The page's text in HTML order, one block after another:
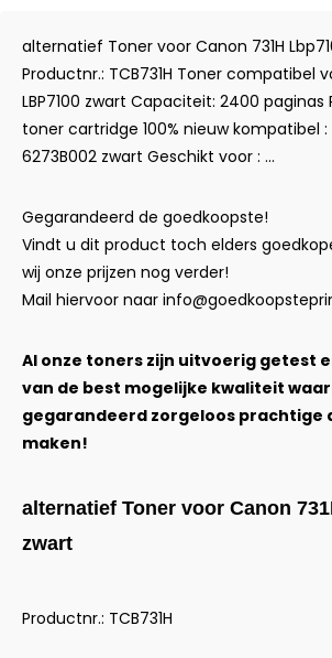
alternatief Toner voor Canon 731H
Productnr.: TCB731H Toner compatibel
LBP7100 zwart Capaciteit: 2400
toner cartridge 100% nieuw kompatibel :
6273B002 zwart Geschikt voor : ...
Gegarandeerd de goedkoopste!
Vindt u dit product toch elders
wij onze prijzen nog verder!
Mail hiervoor naar
Al onze toners zijn uitvoerig getest
van de best mogelijke kwaliteit
gegarandeerd zorgeloos prachtige
maken!
alternatief Toner voor Canon
zwart
Productnr.: TCB731H